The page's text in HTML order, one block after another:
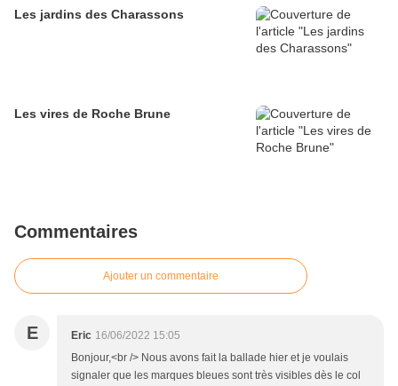
Les jardins des Charassons
Les vires de Roche Brune
Commentaires
Ajouter un commentaire
E Eric 16/06/2022 15:05
Bonjour,<br /> Nous avons fait la ballade hier et je voulais
signaler que les marques bleues sont très visibles dès le col